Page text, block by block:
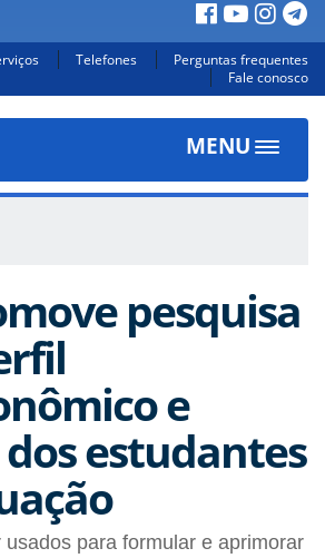
Telefones
Perguntas frequentes
Fale conosco
MENU
Toggle
pesquisa
e
estudantes
para formular e aprimorar